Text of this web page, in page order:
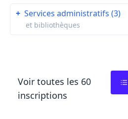
+ Services administratifs (3)
et bibliothèques
Voir toutes les 60
inscriptions